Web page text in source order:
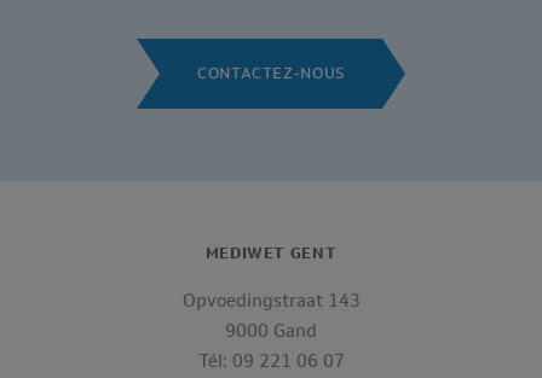
CONTACTEZ-NOUS
MEDIWET GENT
Opvoedingstraat 143
9000 Gand
Tél: 09 221 06 07